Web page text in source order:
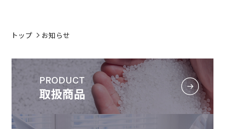
トップ お知らせ
PRODUCT
取扱商品